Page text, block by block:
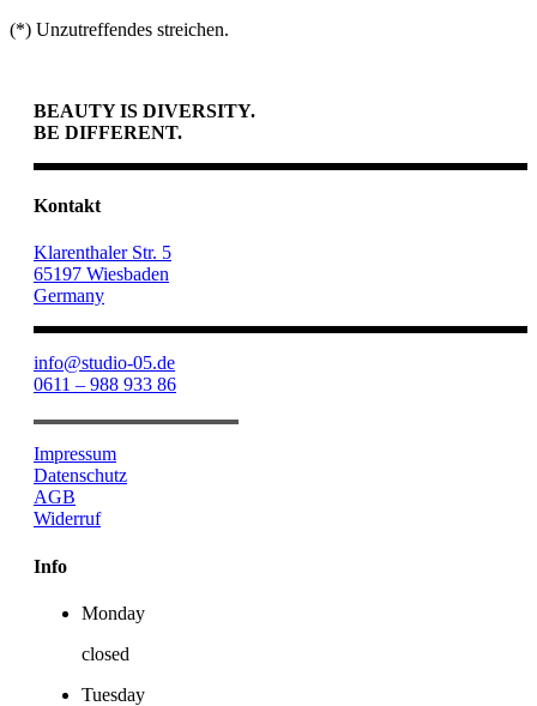
(*) Unzutreffendes streichen.
BEAUTY IS DIVERSITY.
BE DIFFERENT.
Kontakt
Klarenthaler Str. 5
65197 Wiesbaden
Germany
info@studio-05.de
0611 – 988 933 86
Impressum
Datenschutz
AGB
Widerruf
Info
Monday
closed
Tuesday